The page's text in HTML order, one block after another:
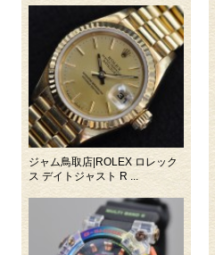
ジャム鳥取店|ROLEX ロレック
ス デイトジャスト R ...